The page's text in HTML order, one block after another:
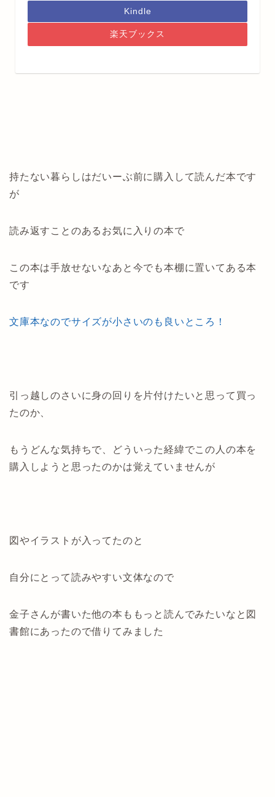
Kindle
楽天ブックス
持たない暮らしはだいーぶ前に購入して読んだ本です
が
読み返すことのあるお気に入りの本で
この本は手放せないなあと今でも本棚に置いてある本
です
文庫本なのでサイズが小さいのも良いところ！
引っ越しのさいに身の回りを片付けたいと思って買っ
たのか、
もうどんな気持ちで、どういった経緯でこの人の本を
購入しようと思ったのかは覚えていませんが
図やイラストが入ってたのと
自分にとって読みやすい文体なので
金子さんが書いた他の本ももっと読んでみたいなと図
書館にあったので借りてみました